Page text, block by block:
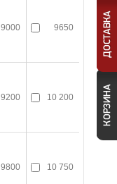
9000 9650
9200 10 200
9800 10 750